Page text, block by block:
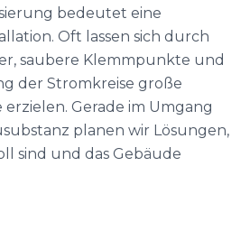
bedeutet eine
Oft lassen sich durch
saubere Klemmpunkte und
der Stromkreise große
Gerade im Umgang
planen wir Lösungen,
sind und das Gebäude